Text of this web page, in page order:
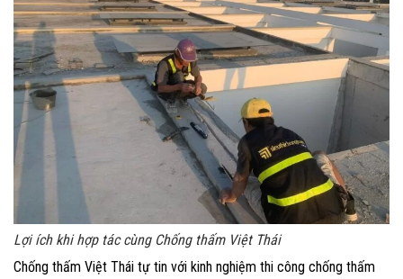
Lợi ích khi hợp tác cùng Chống thấm Việt Thái
Chống thấm Việt Thái tự tin với kinh nghiệm thi công chống thấm